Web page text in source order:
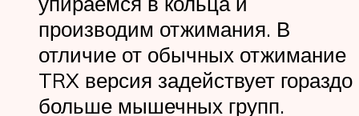
производим отжимания. В
отличие от обычных отжимание
TRX версия задействует гораздо
больше мышечных групп.